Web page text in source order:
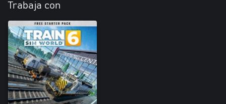
Trabaja con